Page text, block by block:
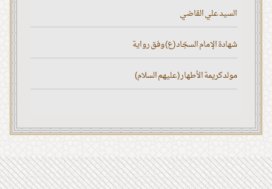
السيد علي القاضي
شهادة الإمام السجّاد (ع) وفق رواية
مولد كريمة الأطهار (عليهم السلام)